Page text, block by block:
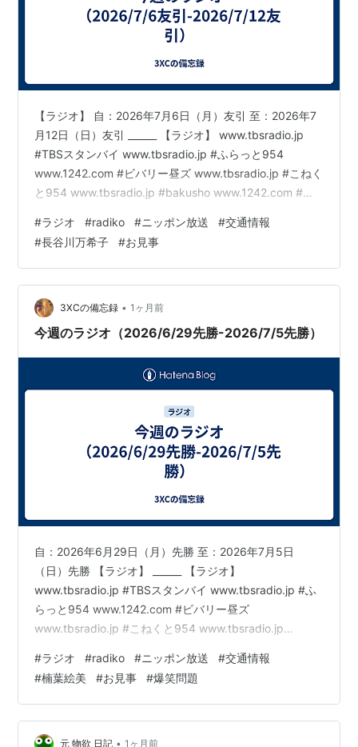
【ラジオ】 自：2026年7月6日（月）友引 至：2026年7
月12日（日）友引 ______ 【ラジオ】 www.tbsradio.jp
#TBSスタンバイ www.tbsradio.jp #ふらっと954
www.1242.com #ビバリー昼ズ www.tbsradio.jp #こねく
と954 www.tbsradio.jp #bakusho www.1242.com #垣
www.1242.com #中川家ラジオショー www.tbsradio.jp #
えんがわ www.tbsradio.jp #guchi954 www.tbsr…
#ラジオ #radiko #ニッポン放送 #交通情報
#長谷川万希子 #お見事
3XCの備忘録 • 1ヶ月前
今週のラジオ（2026/6/29先勝-2026/7/5先勝）
自：2026年6月29日（月）先勝 至：2026年7月5日
（日）先勝 【ラジオ】 ______ 【ラジオ】
www.tbsradio.jp #TBSスタンバイ www.tbsradio.jp #ふ
らっと954 www.1242.com #ビバリー昼ズ
www.tbsradio.jp #こねくと954 www.tbsradio.jp
www.1242.com #一之輔ハッピー www.1242.com #中川
家ラジオショー www.tbsradio.jp #えんがわ
www.tbsradio.jp #guchi954 www.tbsr…
#ラジオ #radiko #ニッポン放送 #交通情報
#楠葉絵美 #お見事 #爆笑問題
元 物欲 日記 • 1ヶ月前